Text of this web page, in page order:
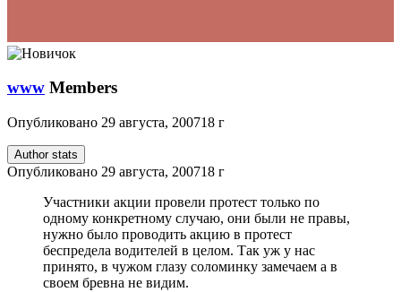
www Members
Опубликовано 29 августа, 200718 г
Author stats
Опубликовано 29 августа, 200718 г
Участники акции провели протест только по
одному конкретному случаю, они были не правы,
нужно было проводить акцию в протест
беспредела водителей в целом. Так уж у нас
принято, в чужом глазу соломинку замечаем а в
своем бревна не видим.